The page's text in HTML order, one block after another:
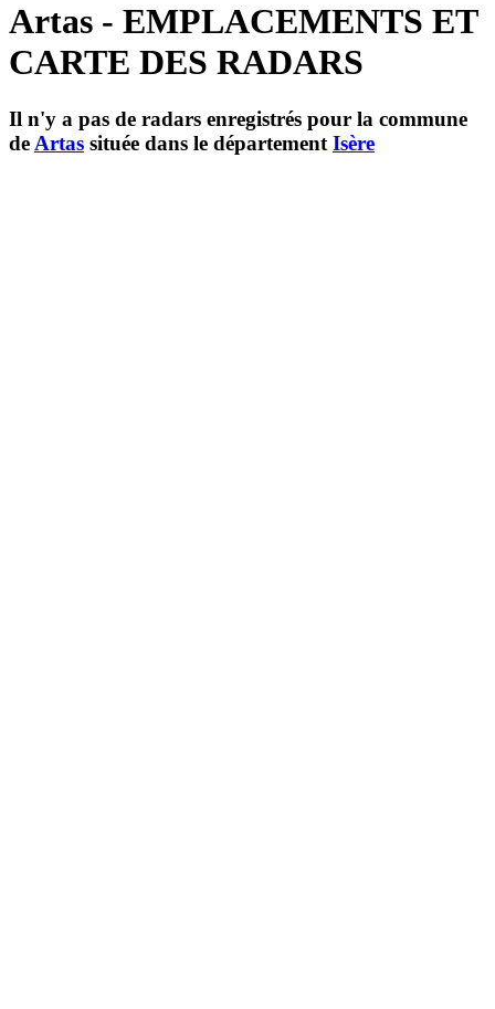
Artas - EMPLACEMENTS ET
CARTE DES RADARS
Il n'y a pas de radars enregistrés pour la commune
de Artas située dans le département Isère